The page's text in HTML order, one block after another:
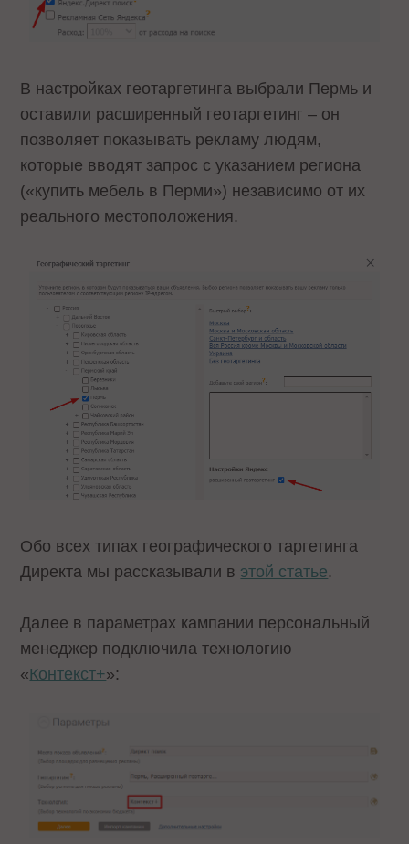
В настройках геотаргетинга выбрали Пермь и
оставили расширенный геотаргетинг – он
позволяет показывать рекламу людям,
которые вводят запрос с указанием региона
(«купить мебель в Перми») независимо от их
реального местоположения.
Обо всех типах географического таргетинга
Директа мы рассказывали в этой статье.
Далее в параметрах кампании персональный
менеджер подключила технологию
«Контекст+»: